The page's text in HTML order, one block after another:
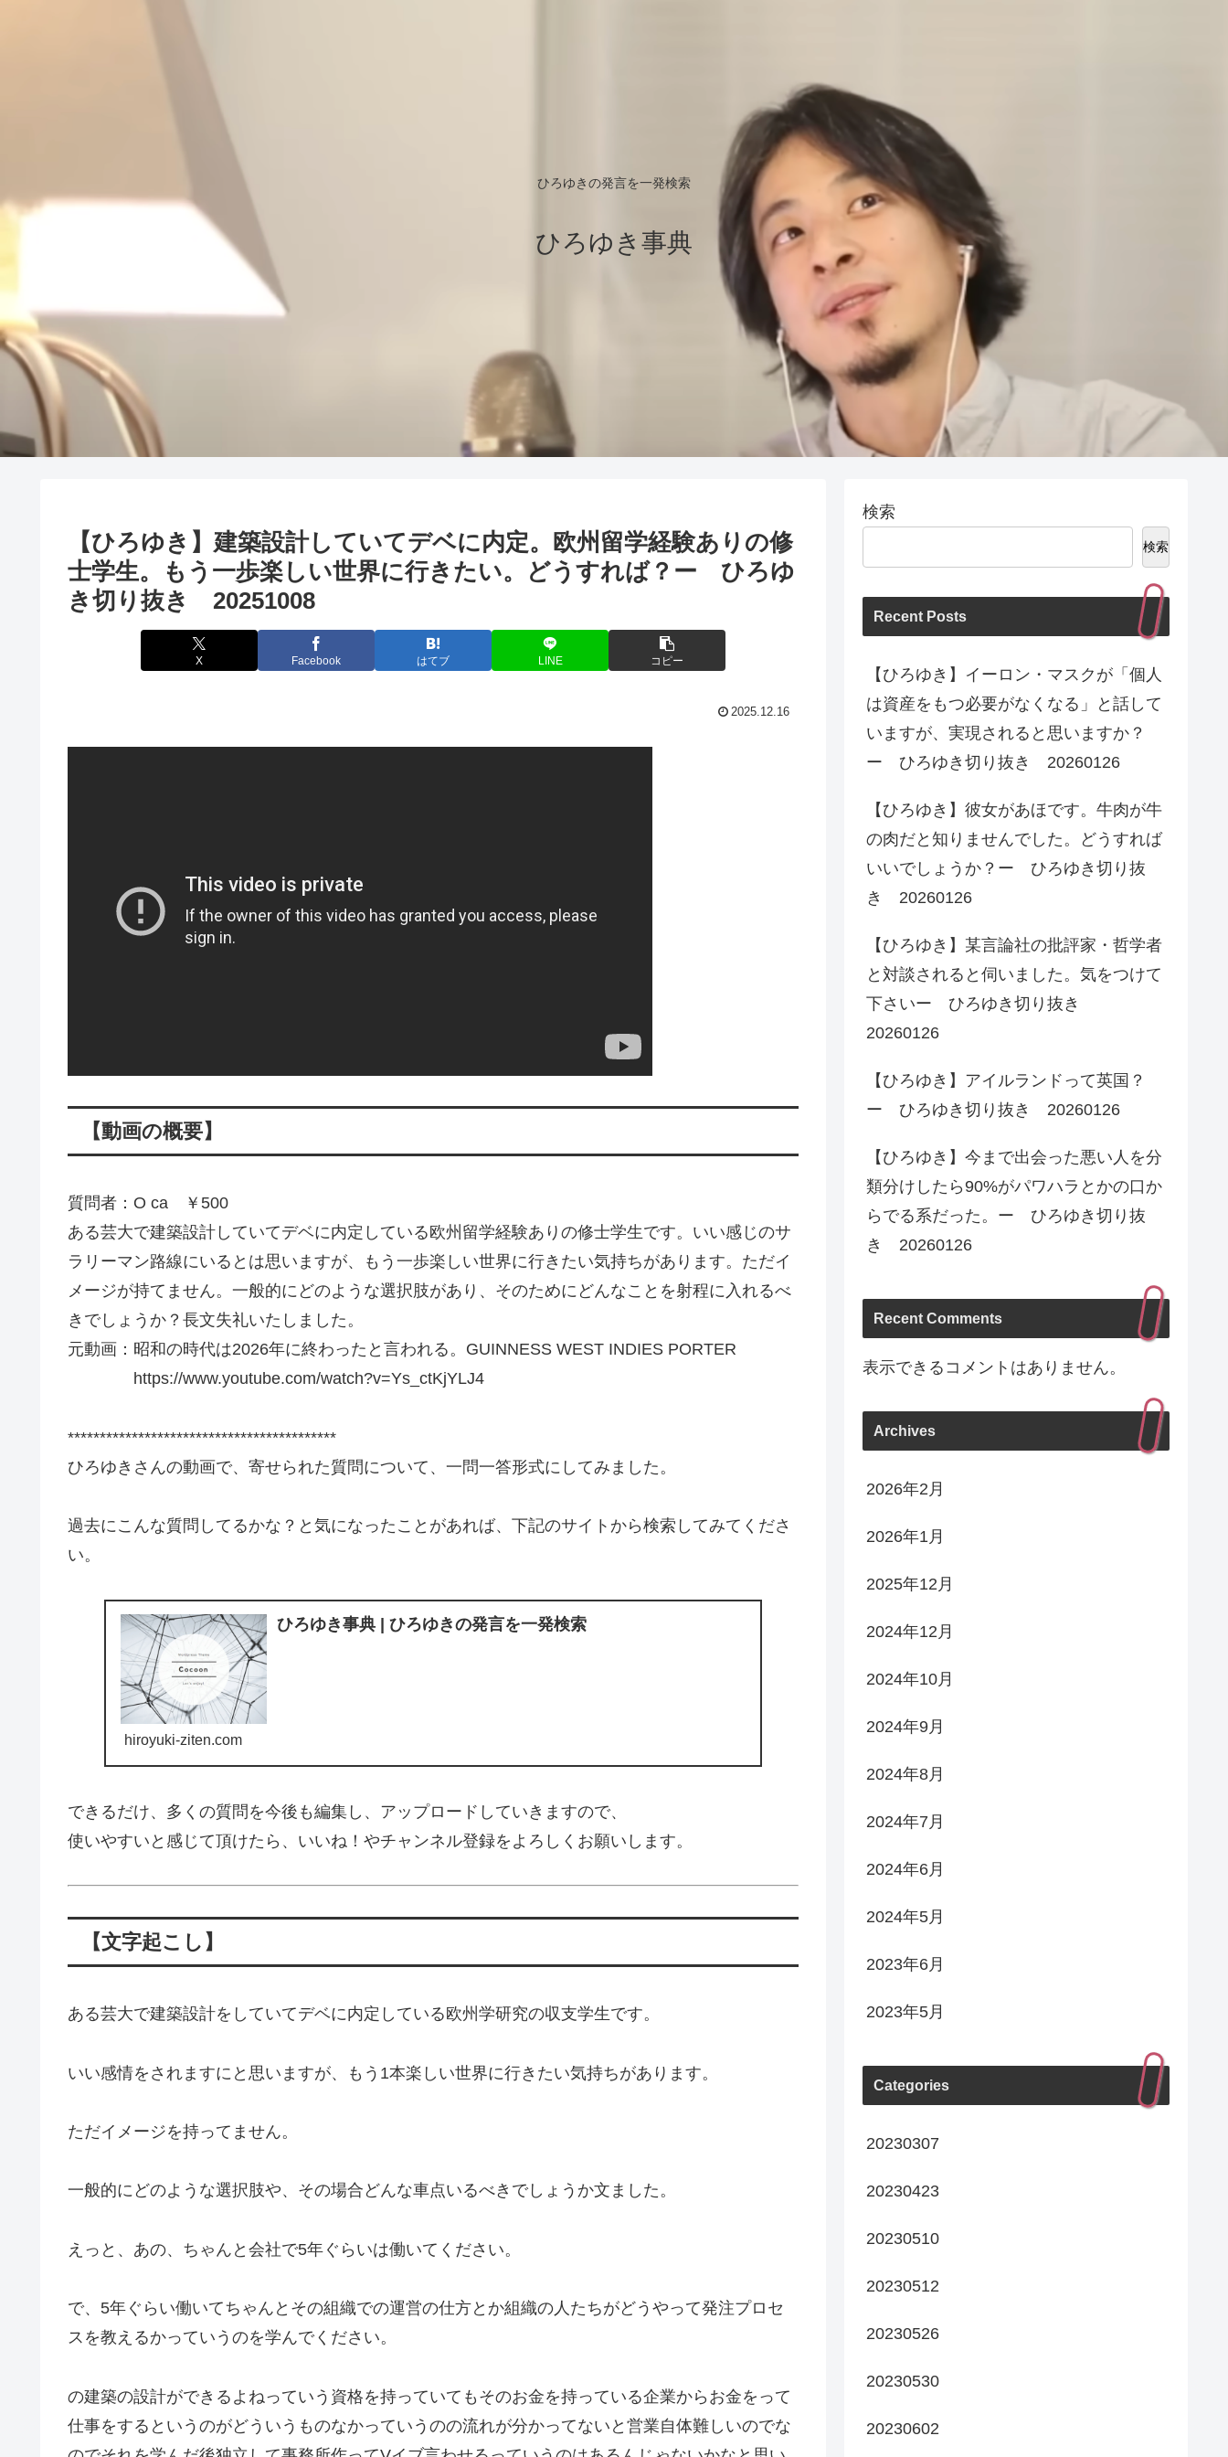
ひろゆきの発言を一発検索
ひろゆき事典
【ひろゆき】建築設計していてデベに内定。欧州留学経験ありの修
士学生。もう一歩楽しい世界に行きたい。どうすれば？ー ひろゆ
き切り抜き 20251008
X Facebook はてブ LINE コピー
2025.12.16
【動画の概要】
質問者：O ca ￥500
ある芸大で建築設計していてデベに内定している欧州留学経験ありの修士学生です。いい感じのサ
ラリーマン路線にいるとは思いますが、もう一歩楽しい世界に行きたい気持ちがあります。ただイ
メージが持てません。一般的にどのような選択肢があり、そのためにどんなことを射程に入れるべ
きでしょうか？長文失礼いたしました。
元動画：昭和の時代は2026年に終わったと言われる。GUINNESS WEST INDIES PORTER
https://www.youtube.com/watch?v=Ys_ctKjYLJ4
******************************************
ひろゆきさんの動画で、寄せられた質問について、一問一答形式にしてみました。
過去にこんな質問してるかな？と気になったことがあれば、下記のサイトから検索してみてくださ
い。
ひろゆき事典 | ひろゆきの発言を一発検索
hiroyuki-ziten.com
できるだけ、多くの質問を今後も編集し、アップロードしていきますので、
使いやすいと感じて頂けたら、いいね！やチャンネル登録をよろしくお願いします。
【文字起こし】
ある芸大で建築設計をしていてデベに内定している欧州学研究の収支学生です。
いい感情をされますにと思いますが、もう1本楽しい世界に行きたい気持ちがあります。
ただイメージを持ってません。
一般的にどのような選択肢や、その場合どんな車点いるべきでしょうか文ました。
えっと、あの、ちゃんと会社で5年ぐらいは働いてください。
で、5年ぐらい働いてちゃんとその組織での運営の仕方とか組織の人たちがどうやって発注プロセ
スを教えるかっていうのを学んでください。
の建築の設計ができるよねっていう資格を持っていてもそのお金を持っている企業からお金をって
仕事をするというのがどういうものなかっていうのの流れが分かってないと営業自体難しいのでな
検索
検索
Recent Posts
【ひろゆき】イーロン・マスクが「個人
は資産をもつ必要がなくなる」と話して
いますが、実現されると思いますか？
ー ひろゆき切り抜き 20260126
【ひろゆき】彼女があほです。牛肉が牛
の肉だと知りませんでした。どうすれば
いいでしょうか？ー ひろゆき切り抜
き 20260126
【ひろゆき】某言論社の批評家・哲学者
と対談されると伺いました。気をつけて
下さいー ひろゆき切り抜き
20260126
【ひろゆき】アイルランドって英国？
ー ひろゆき切り抜き 20260126
【ひろゆき】今まで出会った悪い人を分
類分けしたら90%がパワハラとかの口か
らでる系だった。ー ひろゆき切り抜
き 20260126
Recent Comments
表示できるコメントはありません。
Archives
2026年2月
2026年1月
2025年12月
2024年12月
2024年10月
2024年9月
2024年8月
2024年7月
2024年6月
2024年5月
2023年6月
2023年5月
Categories
20230307
20230423
20230510
20230512
20230526
20230530
20230602